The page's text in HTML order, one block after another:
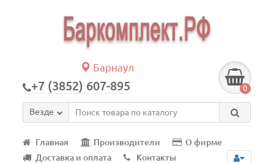
Барнаул
+7 (3852) 607-895 0
Везде
Главная Производители
О фирме
Доставка и оплата
Контакты